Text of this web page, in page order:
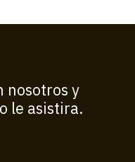
nosotros y
le asistira.